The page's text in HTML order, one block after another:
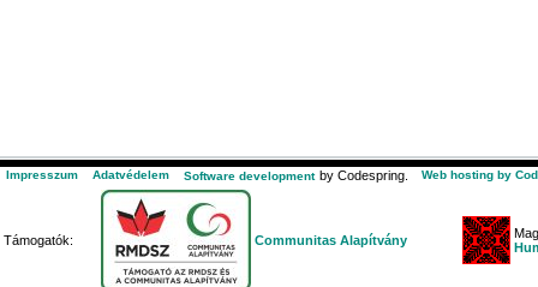
Impresszum Adatvédelem Software development by Codespring. Web hosting by
Támogatók: Communitas Alapítvány